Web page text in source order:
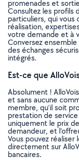
promenades et
Consultez les profils
particuliers, qui
réalisation,
votre demande et à
Conversez
des échanges
intégrés.
Est-ce que
Absolument !
et sans aucune
membre, qu’il soit
prestation de
uniquement le prix
demandeur, et
Vous pouvez
directement sur
bancaires.